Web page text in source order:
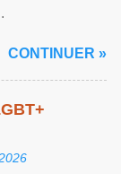
CONTINUER »